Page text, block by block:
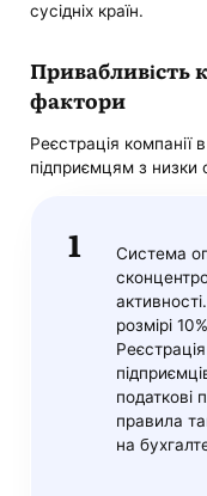
сусідніх країн.
Привабливість
фактори
Реєстрація компанії
підприємцям з низки
Система
розмірі
податкові
правила
на